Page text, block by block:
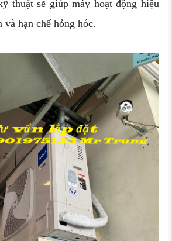
thuật sẽ giúp máy hoạt động hiệu
hạn chế hỏng hóc.